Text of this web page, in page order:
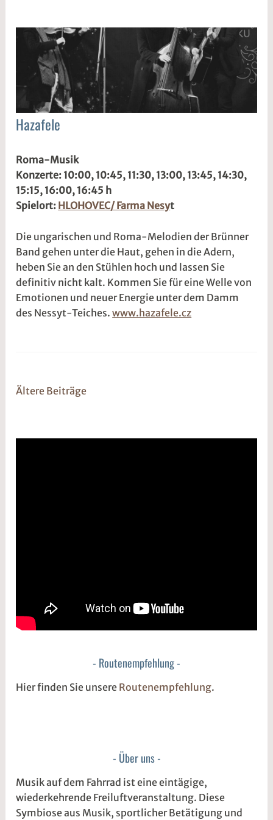
ALLGEMEIN
ROMA-
MUSIK
Hazafele
9
.
M
a
2
0
2
3
1
d
w
2
e
5
r
2
t
@
Roma-Musik
Konzerte: 10:00, 10:45, 11:30, 13:00, 13:45, 14:30,
15:15, 16:00, 16:45 h
Spielort: HLOHOVEC/ Farma Nesyt
Die ungarischen und Roma-Melodien der Brünner
Band gehen unter die Haut, gehen in die Adern,
heben Sie an den Stühlen hoch und lassen Sie
definitiv nicht kalt. Kommen Sie für eine Welle von
Emotionen und neuer Energie unter dem Damm
des Nessyt-Teiches.www.hazafele.cz
Beitragsnavigation
Ältere Beiträge
Routenempfehlung
Hier finden Sie unsere Routenempfehlung.
Über uns
Musik auf dem Fahrrad ist eine eintägige,
wiederkehrende Freiluftveranstaltung. Diese
Symbiose aus Musik, sportlicher Betätigung und